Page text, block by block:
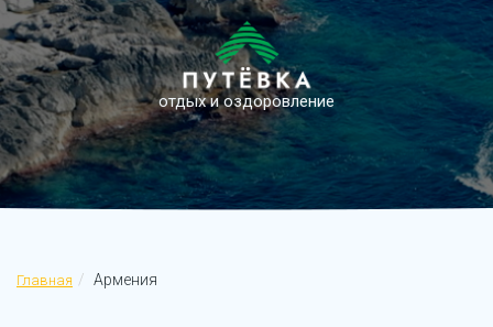
отдых и оздоровление
Главная Армения